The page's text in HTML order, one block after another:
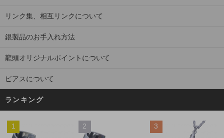
リンク集、相互リンクについて
銀製品のお手入れ方法
龍頭オリジナルポイントについて
ピアスについて
ランキング
1 2 3